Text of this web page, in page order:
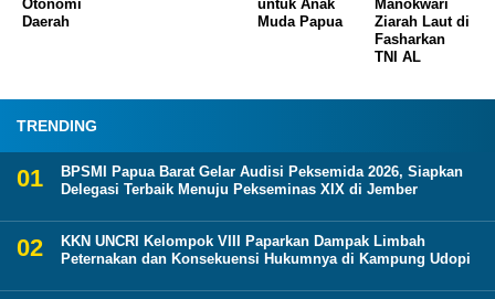
Otonomi
Daerah
untuk Anak
Muda Papua
Manokwari
Ziarah Laut di
Fasharkan
TNI AL
TRENDING
BPSMI Papua Barat Gelar Audisi Peksemida 2026, Siapkan
Delegasi Terbaik Menuju Pekseminas XIX di Jember
KKN UNCRI Kelompok VIII Paparkan Dampak Limbah
Peternakan dan Konsekuensi Hukumnya di Kampung Udopi